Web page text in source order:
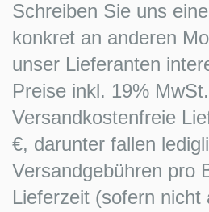
Schreiben Sie uns
konkret an anderen
unser Lieferanten
Preise inkl. 19% MwSt.
Versandkostenfreie
€, darunter fallen
Versandgebühren pro
Lieferzeit (sofern nicht